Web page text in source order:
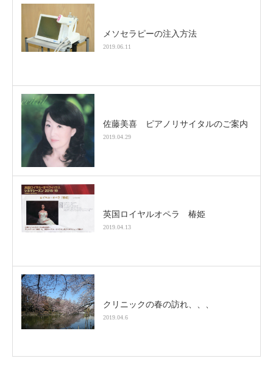
メソセラピーの注入方法
2019.06.11
佐藤美喜 ピアノリサイタルのご案内
2019.04.29
英国ロイヤルオペラ 椿姫
2019.04.13
クリニックの春の訪れ、、、
2019.04.6